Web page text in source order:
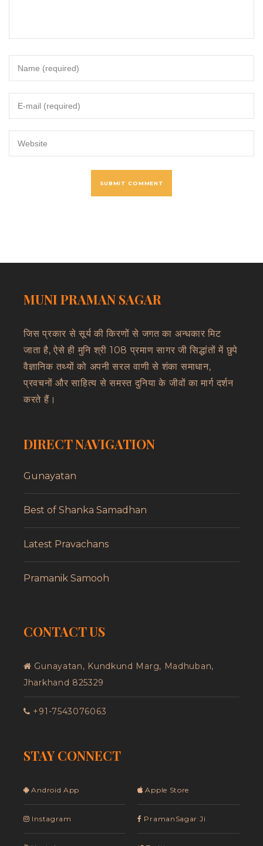
MUNI PRAMAN SAGAR
जिस प्रकार से सूर्य की किरणों से जगत का अन्धकार मिट
जाता है, ऐसे ही मुनि श्री 108 प्रमाण सागर जी सिद्धांतों में छुपे
वैज्ञानिक तथ्यों को अपनी सरल वाणी से शंका समाधान,
प्रवचनों और साहित्य से समस्त दुनिया के जीवों का मार्ग दर्शन
करते हैं।
DIRECT NAVIGATION
Gunayatan
Best of Shanka Samadhan
Latest Pravachans
Pramanik Samooh
CONTACT US
Gunayatan, Kundkund Marg, Madhuban,
Jharkhand 825329
+91-7543076063
STAY CONNECT
Android App
Instagram
Apple Store
PramanSagar Ji